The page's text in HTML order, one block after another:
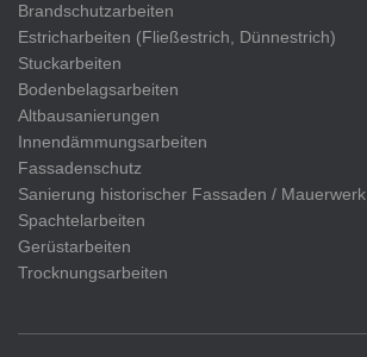
Brandschutzarbeiten
Estricharbeiten (Fließestrich, Dünnestrich)
Stuckarbeiten
Bodenbelagsarbeiten
Altbausanierungen
Innendämmungsarbeiten
Fassadenschutz
Sanierung historischer Fassaden / Mauerwerk
Spachtelarbeiten
Gerüstarbeiten
Trocknungsarbeiten